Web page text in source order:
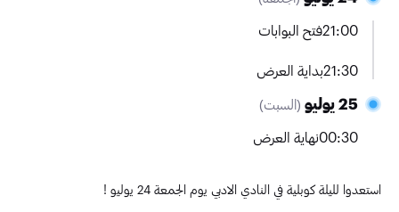
21:00فتح البوابات
21:30بداية العرض
25 يوليو (السبت)
00:30نهاية العرض
استعدوا لليلة كوبلية في النادي الادبي يوم الجمعة 24 يوليو !